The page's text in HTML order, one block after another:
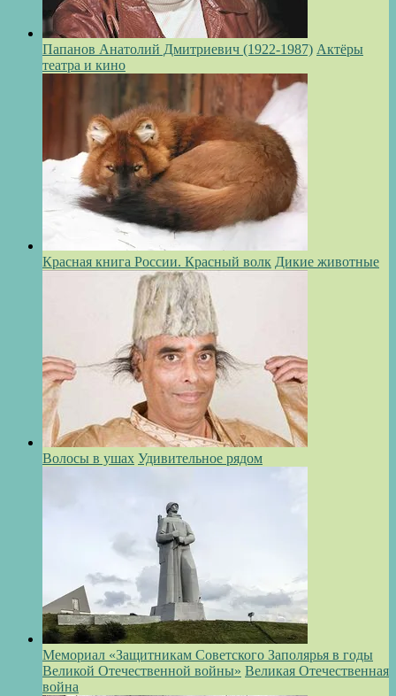
Папанов Анатолий Дмитриевич (1922-1987) Актёры
театра и кино
Красная книга России. Красный волк Дикие животные
Волосы в ушах Удивительное рядом
Мемориал «Защитникам Советского Заполярья в годы
Великой Отечественной войны» Великая Отечественная
война